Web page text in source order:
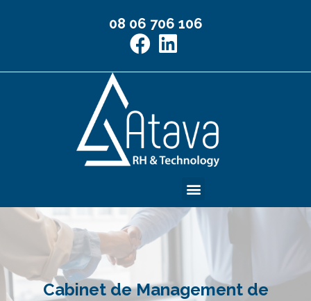
08 06 706 106
Cabinet de Management de